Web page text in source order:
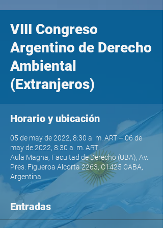
VIII Congreso
Argentino de Derecho
Ambiental
(Extranjeros)
Horario y ubicación
05 de may de 2022, 8:30 a. m. ART – 06 de
may de 2022, 8:30 a. m. ART
Aula Magna, Facultad de Derecho (UBA), Av.
Pres. Figueroa Alcorta 2263, C1425 CABA,
Argentina
Entradas